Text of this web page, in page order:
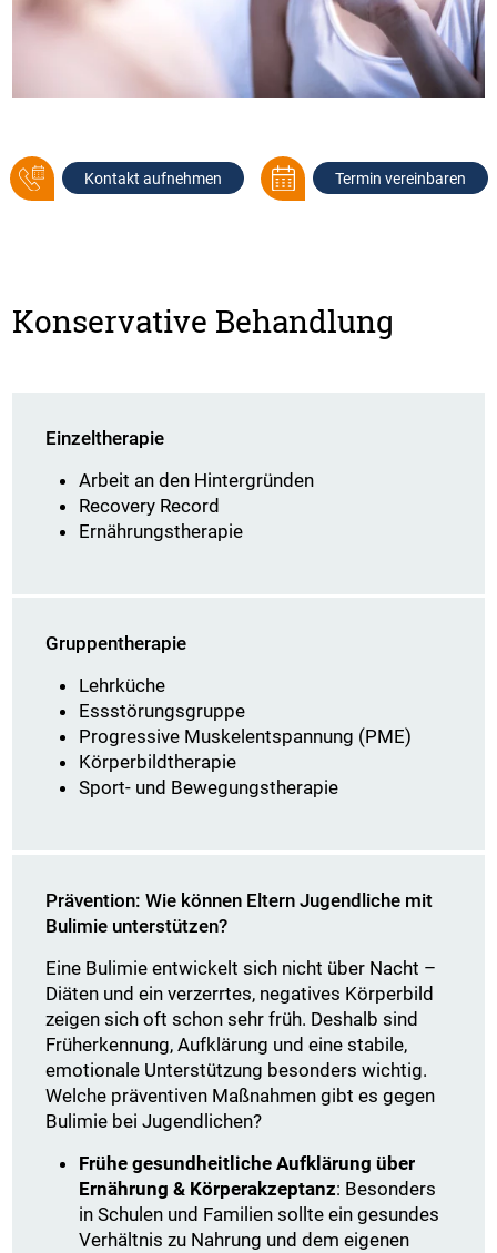
Kontakt aufnehmen Termin vereinbaren
Konservative Behandlung
Einzeltherapie
Arbeit an den Hintergründen
Recovery Record
Ernährungstherapie
Gruppentherapie
Lehrküche
Essstörungsgruppe
Progressive Muskelentspannung (PME)
Körperbildtherapie
Sport- und Bewegungstherapie
Prävention: Wie können Eltern Jugendliche mit
Bulimie unterstützen?
Eine Bulimie entwickelt sich nicht über Nacht –
Diäten und ein verzerrtes, negatives Körperbild
zeigen sich oft schon sehr früh. Deshalb sind
Früherkennung, Aufklärung und eine stabile,
emotionale Unterstützung besonders wichtig.
Welche präventiven Maßnahmen gibt es gegen
Bulimie bei Jugendlichen?
Frühe gesundheitliche Aufklärung über
Ernährung & Körperakzeptanz: Besonders
in Schulen und Familien sollte ein gesundes
Verhältnis zu Nahrung und dem eigenen